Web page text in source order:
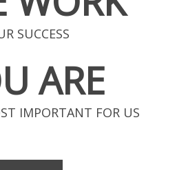
SUCCESS
ARE
IMPORTANT FOR US